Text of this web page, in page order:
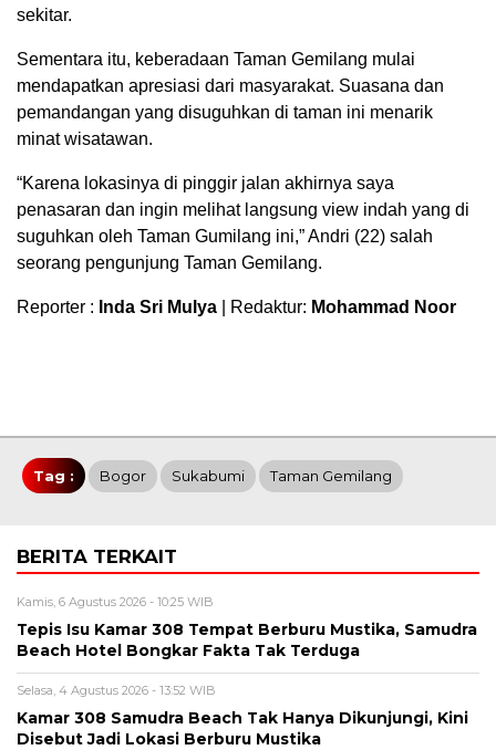
sekitar.
Sementara itu, keberadaan Taman Gemilang mulai
mendapatkan apresiasi dari masyarakat. Suasana dan
pemandangan yang disuguhkan di taman ini menarik
minat wisatawan.
“Karena lokasinya di pinggir jalan akhirnya saya
penasaran dan ingin melihat langsung view indah yang di
suguhkan oleh Taman Gumilang ini,” Andri (22) salah
seorang pengunjung Taman Gemilang.
Reporter : Inda Sri Mulya | Redaktur: Mohammad Noor
Tag : Bogor Sukabumi Taman Gemilang
BERITA TERKAIT
Kamis, 6 Agustus 2026 - 10:25 WIB
Tepis Isu Kamar 308 Tempat Berburu Mustika, Samudra
Beach Hotel Bongkar Fakta Tak Terduga
Selasa, 4 Agustus 2026 - 13:52 WIB
Kamar 308 Samudra Beach Tak Hanya Dikunjungi, Kini
Disebut Jadi Lokasi Berburu Mustika